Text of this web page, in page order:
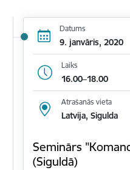
Datums
9. janvāris, 2020
Laiks
16.00–18.00
Atrašanās vieta
Latvija, Sigulda
Seminārs
(Siguldā)